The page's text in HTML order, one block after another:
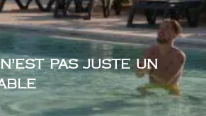
PAS JUSTE UN